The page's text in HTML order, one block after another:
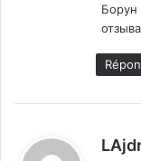
Борун